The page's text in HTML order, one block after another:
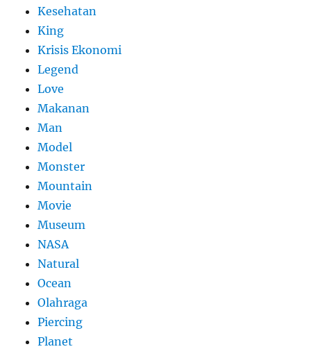
Kesehatan
King
Krisis Ekonomi
Legend
Love
Makanan
Man
Model
Monster
Mountain
Movie
Museum
NASA
Natural
Ocean
Olahraga
Piercing
Planet